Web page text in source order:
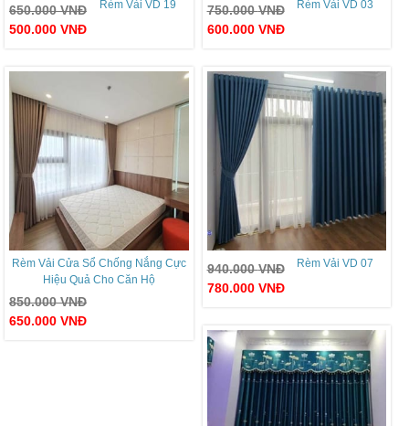
Rèm Vải VD 19
650.000VNĐ
500.000 VNĐ
Rèm Vải VD 03
750.000VNĐ
600.000 VNĐ
Rèm Vải Cửa Sổ Chống Nắng Cực
Hiệu Quả Cho Căn Hộ
850.000VNĐ
650.000 VNĐ
Rèm Vải VD 07
940.000VNĐ
780.000 VNĐ